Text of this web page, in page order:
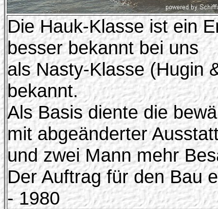
Die Hauk-Klasse ist ein
besser bekannt bei uns
als Nasty-Klasse (Hugin
bekannt.
Als Basis diente die
mit abgeänderter
und zwei Mann mehr
Der Auftrag für den Bau
- 1980